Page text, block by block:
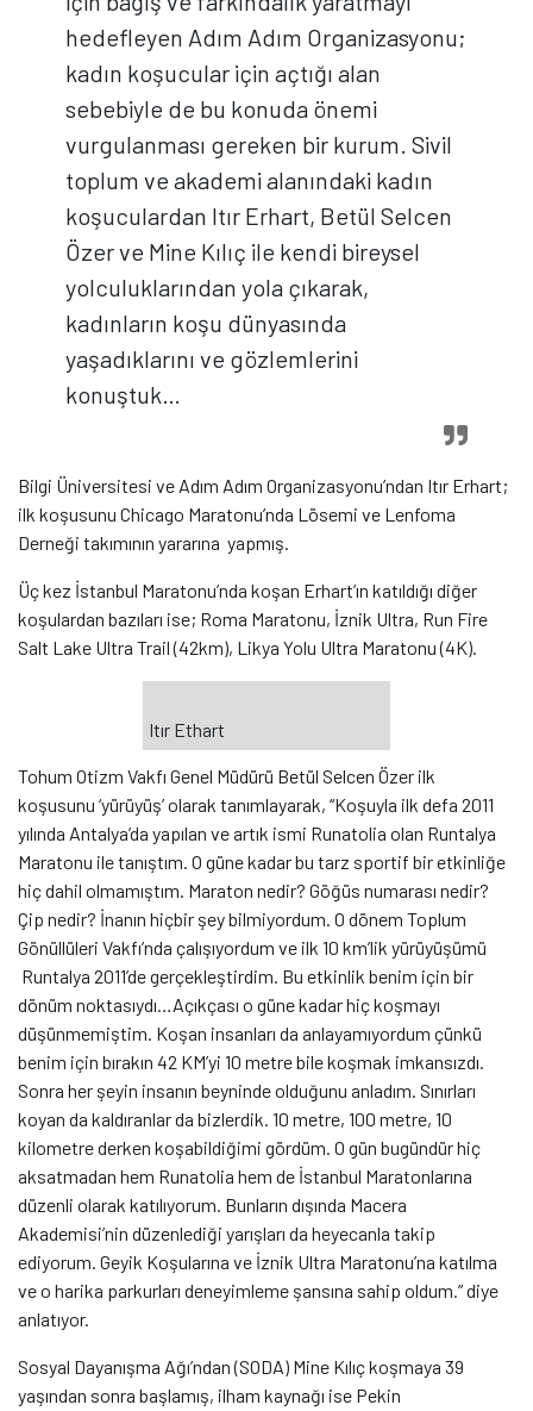
hedefleyen Adım Adım Organizasyonu;
kadın koşucular için açtığı alan
sebebiyle de bu konuda önemi
vurgulanması gereken bir kurum. Sivil
toplum ve akademi alanındaki kadın
koşuculardan Itır Erhart, Betül Selcen
Özer ve Mine Kılıç ile kendi bireysel
yolculuklarından yola çıkarak,
kadınların koşu dünyasında
yaşadıklarını ve gözlemlerini
konuştuk…
Bilgi Üniversitesi ve Adım Adım Organizasyonu’ndan Itır Erhart;
ilk koşusunu Chicago Maratonu’nda Lösemi ve Lenfoma
Derneği takımının yararına yapmış.
Üç kez İstanbul Maratonu’nda koşan Erhart’ın katıldığı diğer
koşulardan bazıları ise; Roma Maratonu, İznik Ultra, Run Fire
Salt Lake Ultra Trail (42km), Likya Yolu Ultra Maratonu (4K).
Itır Ethart
Tohum Otizm Vakfı Genel Müdürü Betül Selcen Özer ilk
koşusunu ‘yürüyüş’ olarak tanımlayarak, “Koşuyla ilk defa 2011
yılında Antalya’da yapılan ve artık ismi Runatolia olan Runtalya
Maratonu ile tanıştım. O güne kadar bu tarz sportif bir etkinliğe
hiç dahil olmamıştım. Maraton nedir? Göğüs numarası nedir?
Çip nedir? İnanın hiçbir şey bilmiyordum. O dönem Toplum
Gönüllüleri Vakfı’nda çalışıyordum ve ilk 10 km’lik yürüyüşümü
Runtalya 2011’de gerçekleştirdim. Bu etkinlik benim için bir
dönüm noktasıydı…Açıkçası o güne kadar hiç koşmayı
düşünmemiştim. Koşan insanları da anlayamıyordum çünkü
benim için bırakın 42 KM’yi 10 metre bile koşmak imkansızdı.
Sonra her şeyin insanın beyninde olduğunu anladım. Sınırları
koyan da kaldıranlar da bizlerdik. 10 metre, 100 metre, 10
kilometre derken koşabildiğimi gördüm. O gün bugündür hiç
aksatmadan hem Runatolia hem de İstanbul Maratonlarına
düzenli olarak katılıyorum. Bunların dışında Macera
Akademisi’nin düzenlediği yarışları da heyecanla takip
ediyorum. Geyik Koşularına ve İznik Ultra Maratonu’na katılma
ve o harika parkurları deneyimleme şansına sahip oldum.” diye
anlatıyor.
Sosyal Dayanışma Ağı’ndan (SODA) Mine Kılıç koşmaya 39
yaşından sonra başlamış, ilham kaynağı ise Pekin